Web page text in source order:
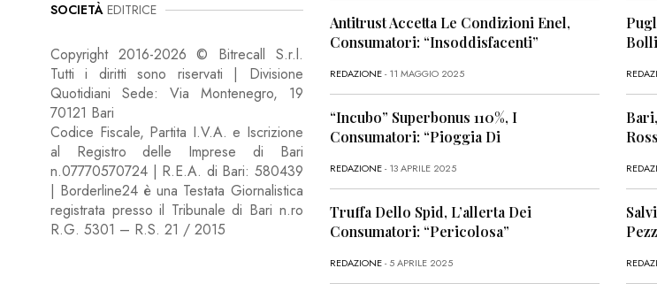
SOCIETÀ EDITRICE
Copyright 2016-2026 © Bitrecall S.r.l.
Tutti i diritti sono riservati | Divisione
Quotidiani Sede: Via Montenegro, 19
70121 Bari
Codice Fiscale, Partita I.V.A. e Iscrizione
al Registro delle Imprese di Bari
n.07770570724 | R.E.A. di Bari: 580439
| Borderline24 è una Testata Giornalistica
registrata presso il Tribunale di Bari n.ro
R.G. 5301 – R.S. 21 / 2015
Antitrust Accetta Le Condizioni Enel,
Consumatori: “Insoddisfacenti”
REDAZIONE- 11 MAGGIO 2025
“Incubo” Superbonus 110%, I
Consumatori: “Pioggia Di
REDAZIONE- 13 APRILE 2025
Truffa Dello Spid, L’allerta Dei
Consumatori: “Pericolosa”
REDAZIONE- 5 APRILE 2025